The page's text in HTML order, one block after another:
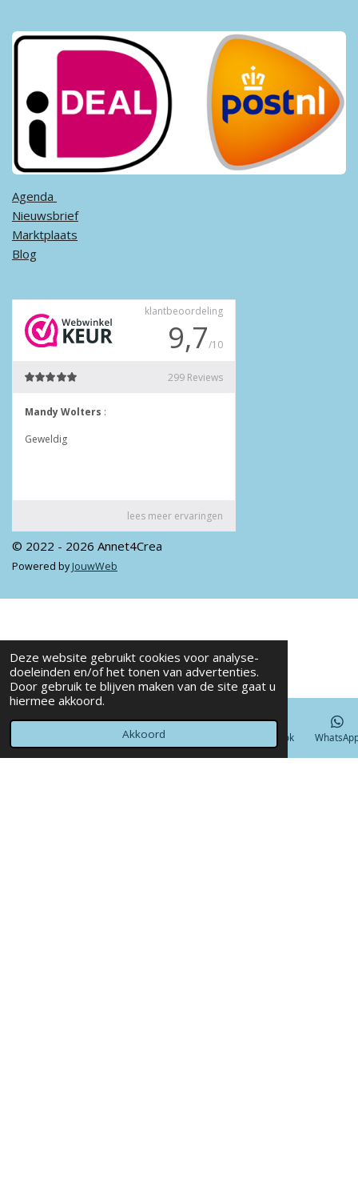
Deze website gebruikt cookies voor analyse-
doeleinden en/of het tonen van advertenties.
Door gebruik te blijven maken van de site gaat u
hiermee akkoord.
Akkoord
Agenda ​
Nieuwsbrief
Marktplaats
Blog
© 2022 - 2026 Annet4Crea
Powered by JouwWeb
Telefoonnummer Facebook